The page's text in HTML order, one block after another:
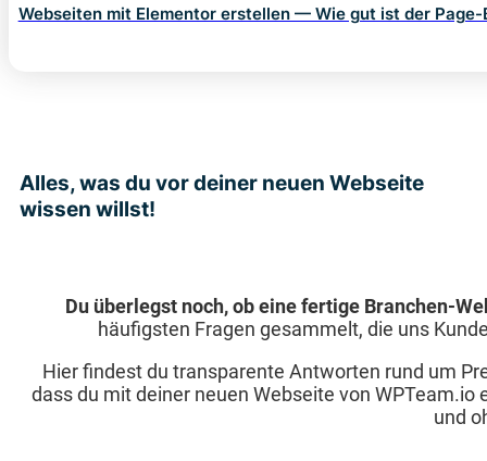
Webseiten mit Elementor erstellen — Wie gut ist der Page-
Alles, was du vor deiner neuen Webseite
wissen willst!
Du überlegst noch, ob eine fertige Branchen-
häufigsten Fragen gesammelt, die uns
Hier findest du transparente Antworten rund um
dass du mit deiner neuen Webseite von
und